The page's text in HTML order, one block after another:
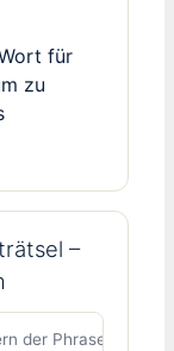
für
zu
–
der Phrase